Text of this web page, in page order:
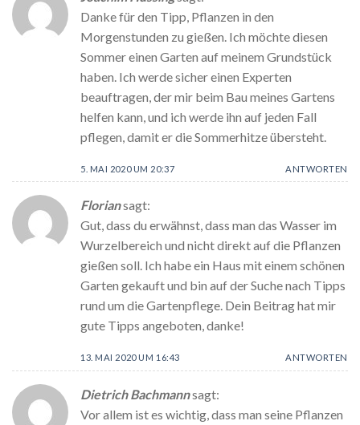
Danke für den Tipp, Pflanzen in den
Morgenstunden zu gießen. Ich möchte diesen
Sommer einen Garten auf meinem Grundstück
haben. Ich werde sicher einen Experten
beauftragen, der mir beim Bau meines Gartens
helfen kann, und ich werde ihn auf jeden Fall
pflegen, damit er die Sommerhitze übersteht.
5. MAI 2020 UM 20:37 ANTWORTEN
Floriansagt:
Gut, dass du erwähnst, dass man das Wasser im
Wurzelbereich und nicht direkt auf die Pflanzen
gießen soll. Ich habe ein Haus mit einem schönen
Garten gekauft und bin auf der Suche nach Tipps
rund um die Gartenpflege. Dein Beitrag hat mir
gute Tipps angeboten, danke!
13. MAI 2020 UM 16:43 ANTWORTEN
Dietrich Bachmannsagt:
Vor allem ist es wichtig, dass man seine Pflanzen